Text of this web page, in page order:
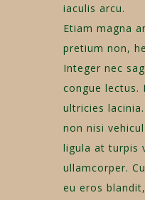
iaculis arcu.
Etiam magna
pretium non,
Integer nec
congue lectus.
ultricies
non nisi
ligula at turpis
ullamcorper.
eu eros